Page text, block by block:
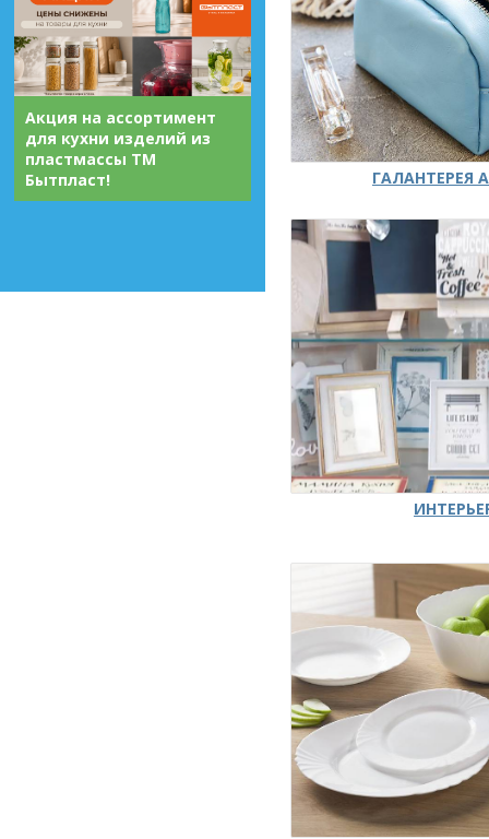
Акция на ассортимент
для кухни изделий из
пластмассы ТМ
Бытпласт!
ГАЛАНТЕРЕЯ